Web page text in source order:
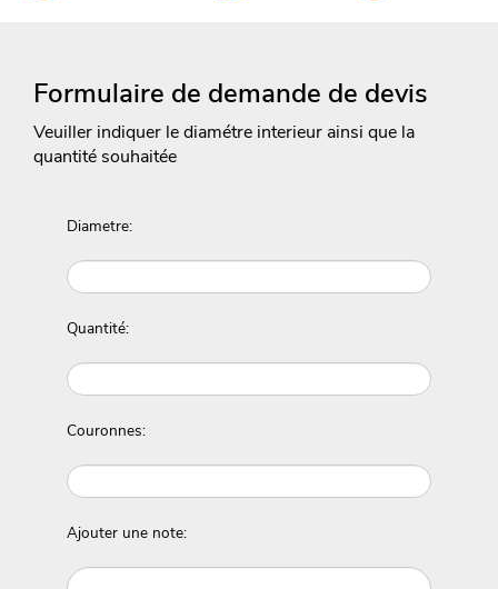
Formulaire de demande de devis
Veuiller indiquer le diamétre interieur ainsi que la
quantité souhaitée
Diametre:
Quantité:
Couronnes:
Ajouter une note: